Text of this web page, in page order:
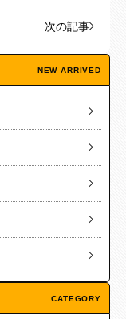
次の記事
NEW ARRIVED
CATEGORY